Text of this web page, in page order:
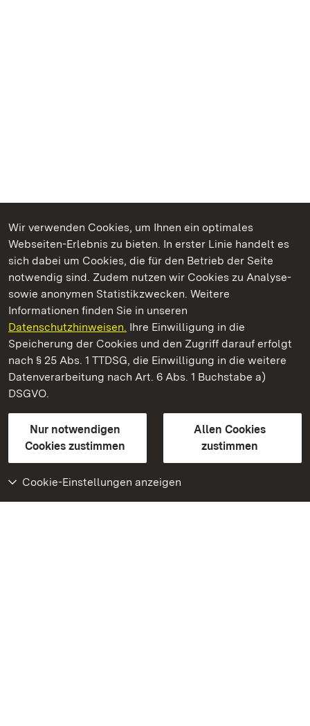
Wir verwenden Cookies, um Ihnen ein optimales
Webseiten-Erlebnis zu bieten. In erster Linie handelt es
sich dabei um Cookies, die für den Betrieb der Seite
notwendig sind. Zudem nutzen wir Cookies zu Analyse-
sowie anonymen Statistikzwecken. Weitere
Informationen finden Sie in unseren
Datenschutzhinweisen. Ihre Einwilligung in die
Speicherung der Cookies und den Zugriff darauf erfolgt
nach § 25 Abs. 1 TTDSG, die Einwilligung in die weitere
Datenverarbeitung nach Art. 6 Abs. 1 Buchstabe a)
DSGVO.
Nur notwendigen
Cookies zustimmen
Allen Cookies
zustimmen
Cookie-Einstellungen anzeigen
Kommen. Staunen. Genießen.
Staatliche Schlösser und Gärten Baden‑Württemberg
Staatliche Schlösser und Gärten Baden-Württemberg
Kontakt
GebärdenspracheLeichte Sprache
Erklärung zur Barrierefreiheit
BITV-konform (geprüfte Seiten)
Weiteres